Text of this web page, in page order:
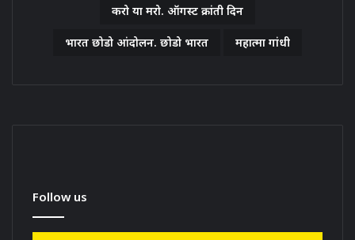
करो या मरो. ऑगस्ट क्रांती दिन
भारत छोडो आंदोलन. छोडो भारत महात्मा गांधी
Follow us